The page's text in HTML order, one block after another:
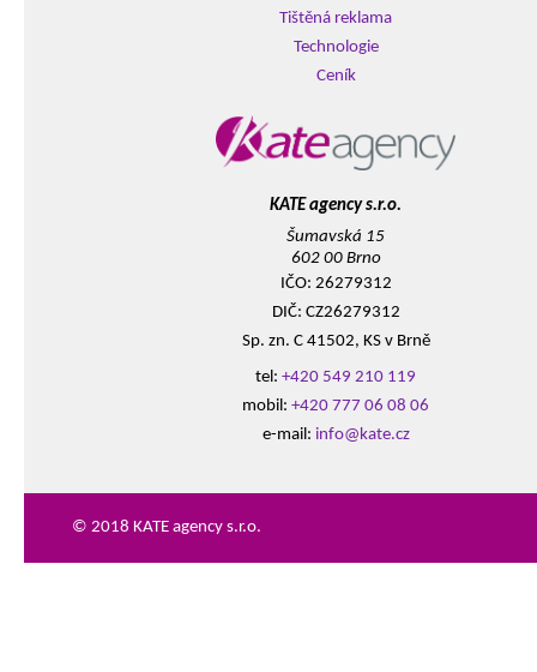
Tištěná reklama
Technologie
Ceník
KATE agency s.r.o.
Šumavská 15
602 00 Brno
IČO: 26279312
DIČ: CZ26279312
Sp. zn. C 41502, KS v Brně
tel: +420 549 210 119
mobil: +420 777 06 08 06
e-mail: info@kate.cz
© 2018 KATE agency s.r.o.